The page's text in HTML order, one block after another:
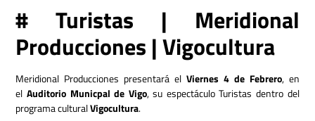
# Turistas | Meridional
Producciones | Vigocultura
Meridional Producciones presentará el Viernes 4 de Febrero, en
el Auditorio Municpal de Vigo, su espectáculo Turistas dentro del
programa culturalVigocultura.